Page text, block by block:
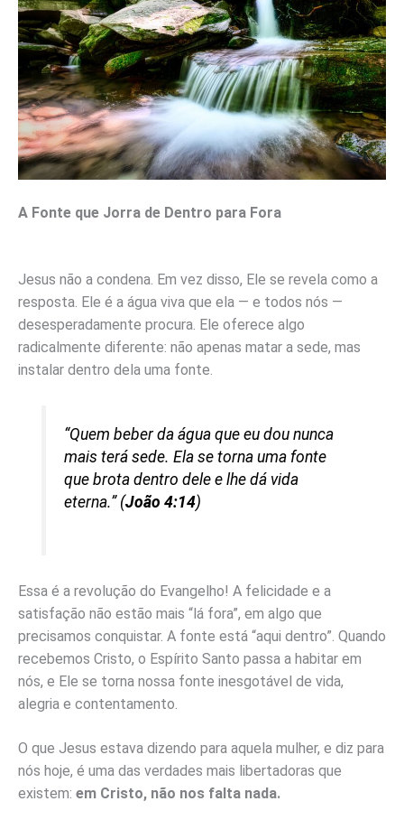
A Fonte que Jorra de Dentro para Fora
Jesus não a condena. Em vez disso, Ele se revela como a
resposta. Ele é a água viva que ela — e todos nós —
desesperadamente procura. Ele oferece algo
radicalmente diferente: não apenas matar a sede, mas
instalar dentro dela uma fonte.
“Quem beber da água que eu dou nunca
mais terá sede. Ela se torna uma fonte
que brota dentro dele e lhe dá vida
eterna.” (João 4:14)
Essa é a revolução do Evangelho! A felicidade e a
satisfação não estão mais “lá fora”, em algo que
precisamos conquistar. A fonte está “aqui dentro”. Quando
recebemos Cristo, o Espírito Santo passa a habitar em
nós, e Ele se torna nossa fonte inesgotável de vida,
alegria e contentamento.
O que Jesus estava dizendo para aquela mulher, e diz para
nós hoje, é uma das verdades mais libertadoras que
existem: em Cristo, não nos falta nada.